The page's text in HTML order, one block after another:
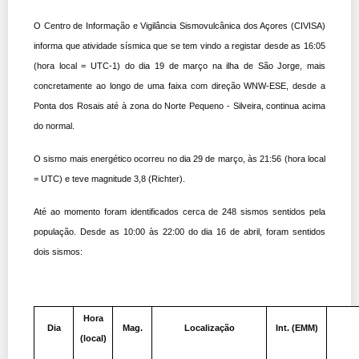
O Centro de Informação e Vigilância Sismovulcânica dos Açores (CIVISA)
informa que atividade sísmica que se tem vindo a registar desde as 16:05
(hora local = UTC-1) do dia 19 de março na ilha de São Jorge, mais
concretamente ao longo de uma faixa com direção WNW-ESE, desde a
Ponta dos Rosais até à zona do Norte Pequeno - Silveira, continua acima
do normal.
O sismo mais energético ocorreu no dia 29 de março, às 21:56 (hora local
= UTC) e teve magnitude 3,8 (Richter).
Até ao momento foram identificados cerca de 248 sismos sentidos pela
população. Desde as 10:00 às 22:00 do dia 16 de abril, foram sentidos
dois sismos:
Dia
Hora
(local)
Mag. Localização Int. (EMM)